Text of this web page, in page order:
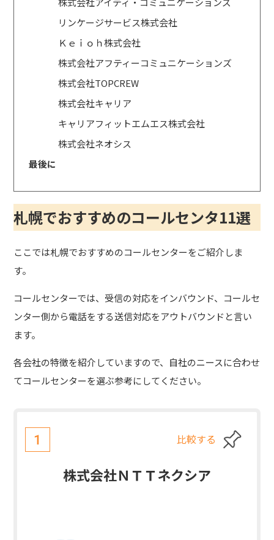
リンケージサービス株式会社
Ｋｅｉｏｈ株式会社
株式会社アフティーコミュニケーションズ
株式会社TOPCREW
株式会社キャリア
キャリアフィットエムエス株式会社
株式会社ネオシス
最後に
札幌でおすすめのコールセンタ11選
ここでは札幌でおすすめのコールセンターをご紹介しま
す。
コールセンターでは、受信の対応をインバウンド、コールセ
ンター側から電話をする送信対応をアウトバウンドと言い
ます。
各会社の特徴を紹介していますので、自社のニースに合わせ
てコールセンターを選ぶ参考にしてください。
1 比較する
株式会社ＮＴＴネクシア